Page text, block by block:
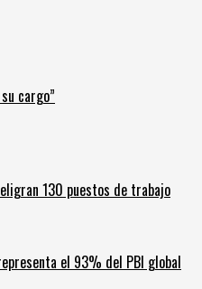
cargo”
130 puestos de trabajo
el 93% del PBI global